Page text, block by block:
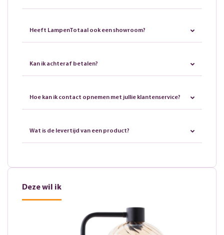
Heeft LampenTotaal ook een showroom?
Kan ik achteraf betalen?
Hoe kan ik contact opnemen met jullie klantenservice?
Wat is de levertijd van een product?
Deze wil ik